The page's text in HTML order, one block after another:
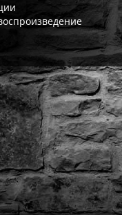
выдаётся
игры для
с нашей
Да, наша поддержка